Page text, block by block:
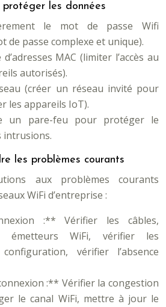
les données
le mot de passe Wifi
de passe complexe et unique).
MAC (limiter l’accès au
autorisés).
(créer un réseau invité pour
les appareils IoT).
un pare-feu pour protéger le
intrusions.
les problèmes courants
aux problèmes courants
WiFi d’entreprise :
:** Vérifier les câbles,
émetteurs WiFi, vérifier les
vérifier l’absence
:** Vérifier la congestion
le canal WiFi, mettre à jour le